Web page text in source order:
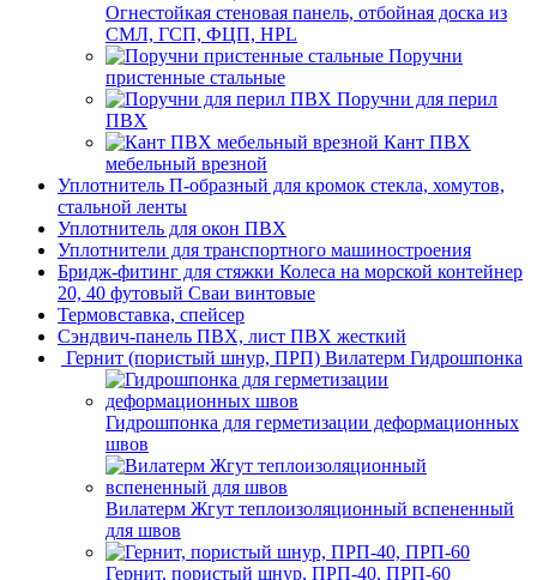
Огнестойкая стеновая панель, отбойная доска из
СМЛ, ГСП, ФЦП, HPL
Поручни
пристенные стальные
Поручни для перил
ПВХ
Кант ПВХ
мебельный врезной
Уплотнитель П-образный для кромок стекла, хомутов,
стальной ленты
Уплотнитель для окон ПВХ
Уплотнители для транспортного машиностроения
Бридж-фитинг для стяжки Колеса на морской контейнер
20, 40 футовый Сваи винтовые
Термовставка, спейсер
Сэндвич-панель ПВХ, лист ПВХ жесткий
Гернит (пористый шнур, ПРП) Вилатерм Гидрошпонка
Гидрошпонка для герметизации деформационных
швов
Вилатерм Жгут теплоизоляционный вспененный
для швов
Гернит, пористый шнур, ПРП-40, ПРП-60